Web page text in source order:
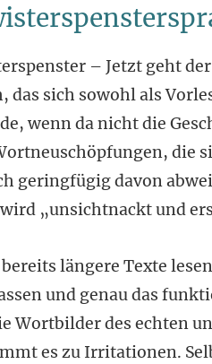
– Jetzt geht
das sich sowohl als
wenn da nicht die
die
geringfügig davon
„unsichtnackt und
längere Texte
und genau das
Wortbilder des echten
es zu Irritationen.